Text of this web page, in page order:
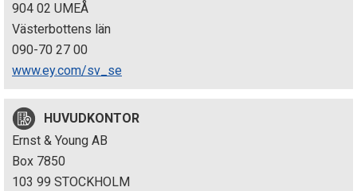
i
o
n
e
n
904 02 UMEÅ
Västerbottens län
090-70 27 00
www.ey.com/sv_se
HUVUDKONTOR
Ernst & Young AB
Box 7850
103 99 STOCKHOLM